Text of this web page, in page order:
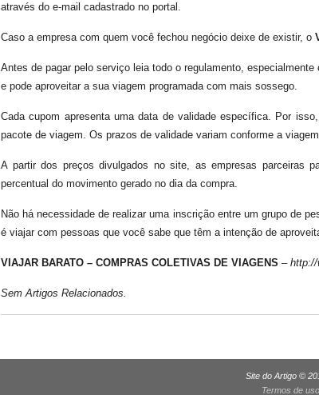
através do e-mail cadastrado no portal.
Caso a empresa com quem você fechou negócio deixe de existir, o
Antes de pagar pelo serviço leia todo o regulamento,
e pode aproveitar a sua viagem programada com mais sossego.
Cada cupom apresenta uma data de validade específica. Por
pacote de viagem. Os prazos de validade variam conforme a
A partir dos preços divulgados no site, as empresas parceiras
percentual do movimento gerado no dia da compra.
Não há necessidade de realizar uma inscrição entre um grupo de
é viajar com pessoas que você sabe que têm a intenção de
VIAJAR BARATO – COMPRAS COLETIVAS DE VIAGENS – http://
Sem Artigos Relacionados.
Site do Artigo ©
Termos de uso